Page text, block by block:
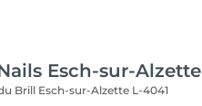
Esch-sur-Alzette
Brill Esch-sur-Alzette L-4041